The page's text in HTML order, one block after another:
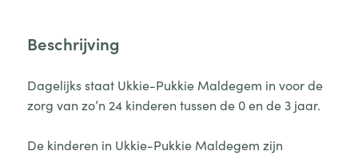
Beschrijving
Dagelijks staat Ukkie-Pukkie Maldegem in voor de
zorg van zo’n 24 kinderen tussen de 0 en de 3 jaar.
De kinderen in Ukkie-Pukkie Maldegem zijn